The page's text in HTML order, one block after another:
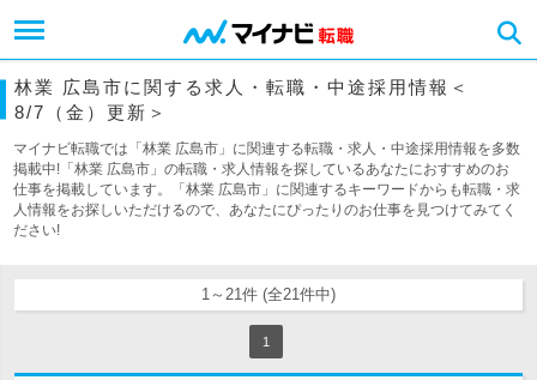
林業 広島市に関する求人・転職・中途採用情報＜
8/7（金）更新＞
マイナビ転職では「林業 広島市」に関連する転職・求人・中途採用情報を多数
掲載中!「林業 広島市」の転職・求人情報を探しているあなたにおすすめのお
仕事を掲載しています。「林業 広島市」に関連するキーワードからも転職・求
人情報をお探しいただけるので、あなたにぴったりのお仕事を見つけてみてく
ださい!
1～21件 (全21件中)
1